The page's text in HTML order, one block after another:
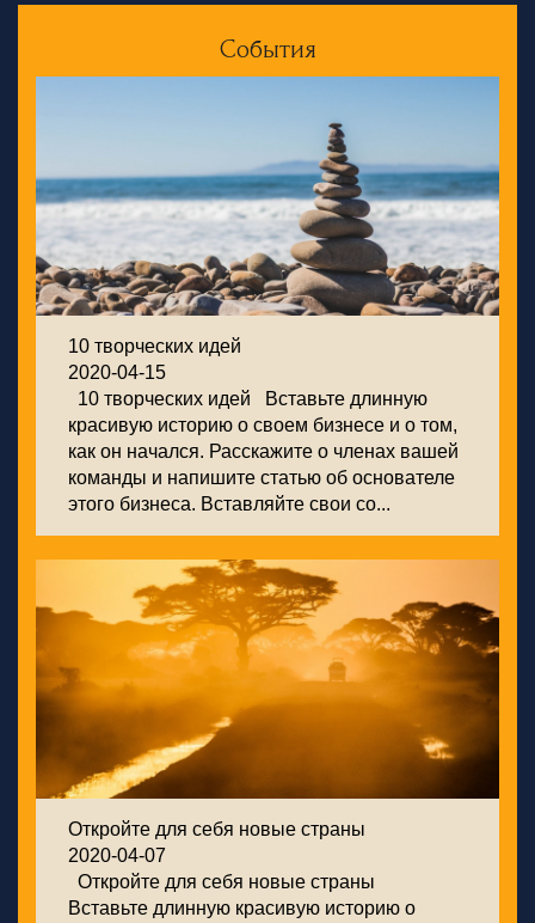
События
10 творческих идей
2020-04-15
10 творческих идей Вставьте длинную
красивую историю о своем бизнесе и о том,
как он начался. Расскажите о членах вашей
команды и напишите статью об основателе
этого бизнеса. Вставляйте свои со...
Откройте для себя новые страны
2020-04-07
Откройте для себя новые страны
Вставьте длинную красивую историю о